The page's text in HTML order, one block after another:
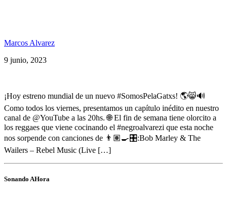
Marcos Alvarez
9 junio, 2023
¡Hoy estreno mundial de un nuevo #SomosPelaGatxs! 🌎😸🔊
Como todos los viernes, presentamos un capítulo inédito en nuestro
canal de @YouTube a las 20hs. 🌐 El fin de semana tiene olorcito a
los reggaes que viene cocinando el #negroalvarezi que esta noche
nos sorpende con canciones de 👨🏽‍🍳🎛:Bob Marley & The
Wailers – Rebel Music (Live […]
Sonando AHora